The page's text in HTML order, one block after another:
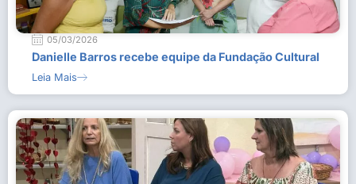
05/03/2026
Danielle Barros recebe equipe da Fundação Cultural
Leia Mais